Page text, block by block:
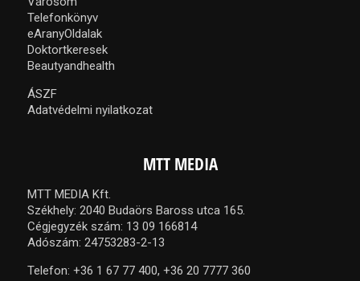
Telefonkönyv
eAranyOldalak
Doktortkeresek
Beautyandhealth
ÁSZF
Adatvédelmi nyilatkozat
MTT MEDIA
MTT MEDIA Kft.
Székhely: 2040 Budaörs Baross utca 165.
Cégjegyzék szám: 13 09 166814
Adószám: 24753283-2-13
Telefon: +36 1 67 77 400, +36 20 7777 360